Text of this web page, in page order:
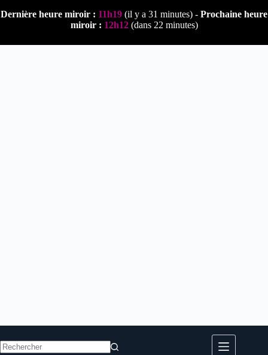
au
Dernière heure miroir : 11h19 (il y a 31 minutes) - Prochaine heure
miroir : 12h12(dans 22 minutes)